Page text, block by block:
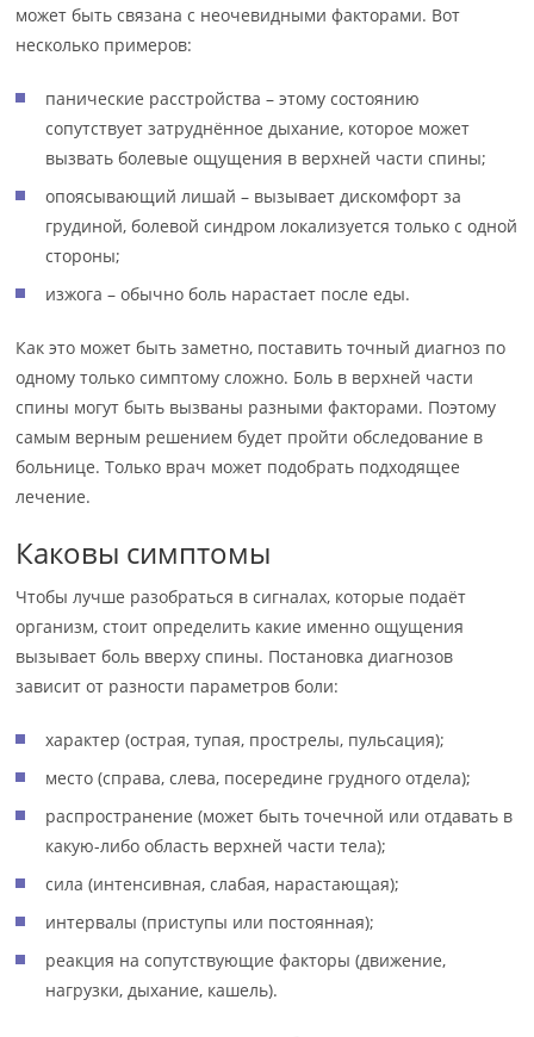
может быть связана с неочевидными факторами. Вот
несколько примеров:
панические расстройства – этому состоянию
сопутствует затруднённое дыхание, которое может
вызвать болевые ощущения в верхней части спины;
опоясывающий лишай – вызывает дискомфорт за
грудиной, болевой синдром локализуется только с одной
стороны;
изжога – обычно боль нарастает после еды.
Как это может быть заметно, поставить точный диагноз по
одному только симптому сложно. Боль в верхней части
спины могут быть вызваны разными факторами. Поэтому
самым верным решением будет пройти обследование в
больнице. Только врач может подобрать подходящее
лечение.
Каковы симптомы
Чтобы лучше разобраться в сигналах, которые подаёт
организм, стоит определить какие именно ощущения
вызывает боль вверху спины. Постановка диагнозов
зависит от разности параметров боли:
характер (острая, тупая, прострелы, пульсация);
место (справа, слева, посередине грудного отдела);
распространение (может быть точечной или отдавать в
какую-либо область верхней части тела);
сила (интенсивная, слабая, нарастающая);
интервалы (приступы или постоянная);
реакция на сопутствующие факторы (движение,
нагрузки, дыхание, кашель).